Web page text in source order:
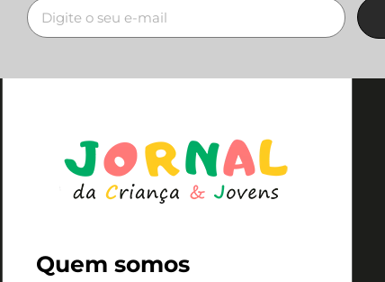
Quem somos